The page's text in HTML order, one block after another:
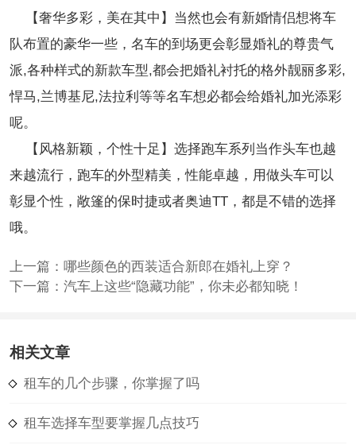
【奢华多彩，美在其中】当然也会有新婚情侣想将车
队布置的豪华一些，名车的到场更会彰显婚礼的尊贵气
派,各种样式的新款车型,都会把婚礼衬托的格外靓丽多彩,
悍马,兰博基尼,法拉利等等名车想必都会给婚礼加光添彩
呢。
【风格新颖，个性十足】选择跑车系列当作头车也越
来越流行，跑车的外型精美，性能卓越，用做头车可以
彰显个性，敞篷的保时捷或者奥迪TT，都是不错的选择
哦。
上一篇： 哪些颜色的西装适合新郎在婚礼上穿？
下一篇： 汽车上这些“隐藏功能”，你未必都知晓！
相关文章
租车的几个步骤，你掌握了吗
租车选择车型要掌握几点技巧